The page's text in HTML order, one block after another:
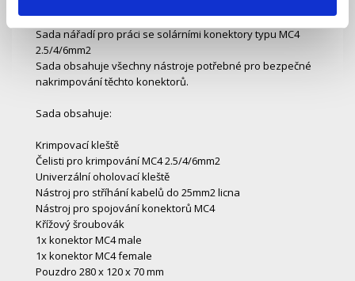
Sada nářadí pro práci se solárními konektory typu MC4
2.5/4/6mm2
Sada obsahuje všechny nástroje potřebné pro bezpečné
nakrimpování těchto konektorů.
Sada obsahuje:
Krimpovací kleště
Čelisti pro krimpování MC4 2.5/4/6mm2
Univerzální oholovací kleště
Nástroj pro stříhání kabelů do 25mm2 licna
Nástroj pro spojování konektorů MC4
Křížový šroubovák
1x konektor MC4 male
1x konektor MC4 female
Pouzdro 280 x 120 x 70 mm